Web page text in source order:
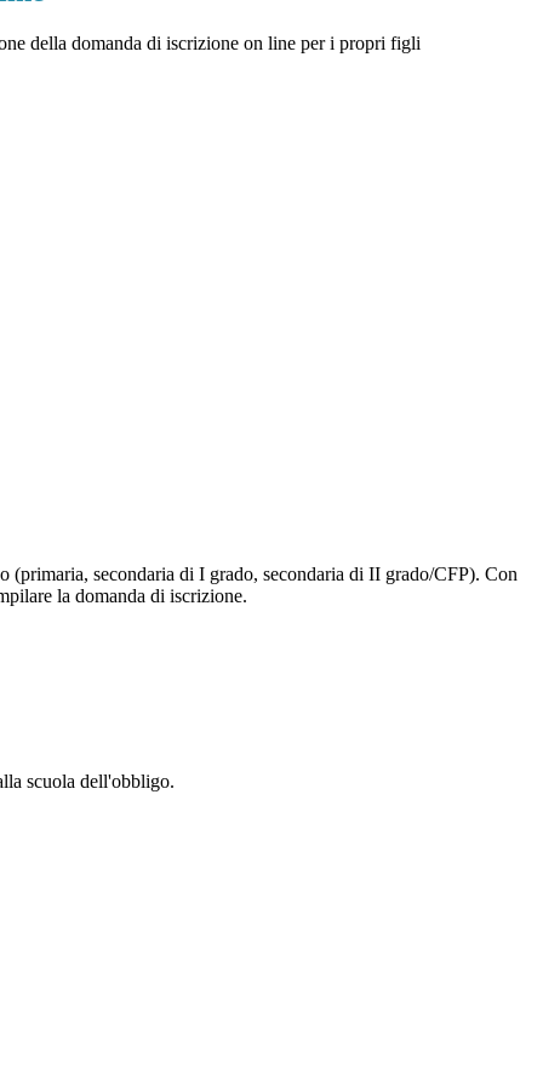
della domanda di iscrizione on line per i propri figli
secondaria di I grado, secondaria di II grado/CFP). Con
la domanda di iscrizione.
scuola dell'obbligo.